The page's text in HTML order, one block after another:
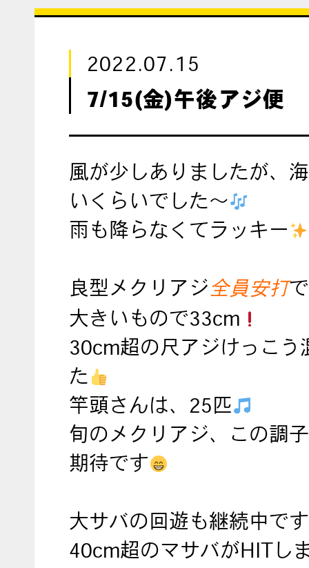
2022.07.15
7/15(金)午後アジ便
風が少しありましたが、
いくらいでした～
雨も降らなくてラッキー
良型メクリアジ 全員安打
大きいもので33cm
30cm超の尺アジけっこう
た
竿頭さんは、25匹
旬のメクリアジ、この調
期待です
大サバの回遊も継続中です
40cm超のマサバがHITし